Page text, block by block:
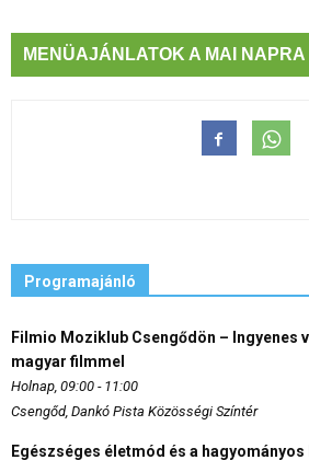
MENÜAJÁNLATOK A MAI NAPRA
Programajánló
Filmio Moziklub Csengődön – Ingyenes
magyar filmmel
Holnap, 09:00 - 11:00
Csengőd, Dankó Pista Közösségi Színtér
Egészséges életmód és a